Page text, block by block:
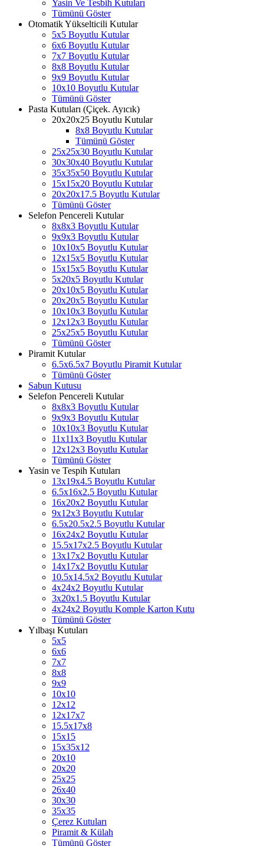
Yasin Ve Tesbih Kutuları
Tümünü Göster
Otomatik Yükselticili Kutular
5x5 Boyutlu Kutular
6x6 Boyutlu Kutular
7x7 Boyutlu Kutular
8x8 Boyutlu Kutular
9x9 Boyutlu Kutular
10x10 Boyutlu Kutular
Tümünü Göster
Pasta Kutuları (Çiçek. Ayıcık)
20x20x25 Boyutlu Kutular
8x8 Boyutlu Kutular
Tümünü Göster
25x25x30 Boyutlu Kutular
30x30x40 Boyutlu Kutular
35x35x50 Boyutlu Kutular
15x15x20 Boyutlu Kutular
20x20x17.5 Boyutlu Kutular
Tümünü Göster
Selefon Pencereli Kutular
8x8x3 Boyutlu Kutular
9x9x3 Boyutlu Kutular
10x10x5 Boyutlu Kutular
12x15x5 Boyutlu Kutular
15x15x5 Boyutlu Kutular
5x20x5 Boyutlu Kutular
20x10x5 Boyutlu Kutular
20x20x5 Boyutlu Kutular
10x10x3 Boyutlu Kutular
12x12x3 Boyutlu Kutular
25x25x5 Boyutlu Kutular
Tümünü Göster
Piramit Kutular
6.5x6.5x7 Boyutlu Piramit Kutular
Tümünü Göster
Sabun Kutusu
Selefon Pencereli Kutular
8x8x3 Boyutlu Kutular
9x9x3 Boyutlu Kutular
10x10x3 Boyutlu Kutular
11x11x3 Boyutlu Kutular
12x12x3 Boyutlu Kutular
Tümünü Göster
Yasin ve Tespih Kutuları
13x19x4.5 Boyutlu Kutular
6.5x16x2.5 Boyutlu Kutular
16x20x2 Boyutlu Kutular
9x12x3 Boyutlu Kutular
6.5x20.5x2.5 Boyutlu Kutular
16x24x2 Boyutlu Kutular
15.5x17x2.5 Boyutlu Kutular
13x17x2 Boyutlu Kutular
14x17x2 Boyutlu Kutular
10.5x14.5x2 Boyutlu Kutular
4x24x2 Boyutlu Kutular
3x20x1.5 Boyutlu Kutular
4x24x2 Boyutlu Komple Karton Kutu
Tümünü Göster
Yılbaşı Kutuları
5x5
6x6
7x7
8x8
9x9
10x10
12x12
12x17x7
15.5x17x8
15x15
15x35x12
20x10
20x20
25x25
26x40
30x30
35x35
Çerez Kutuları
Piramit & Külah
Tümünü Göster